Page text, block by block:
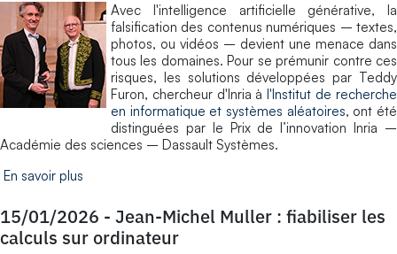
Avec l'intelligence artificielle générative, la
falsification des contenus numériques – textes,
photos, ou vidéos – devient une menace dans
tous les domaines. Pour se prémunir contre ces
risques, les solutions développées par Teddy
Furon, chercheur d'Inria àl'Institut de recherche
en informatique et systèmes aléatoires, ont été
distinguées par le Prix de l’innovation Inria –
Académie des sciences – Dassault Systèmes.
En savoir plus
15/01/2026 - Jean-Michel Muller : fiabiliser les
calculs sur ordinateur